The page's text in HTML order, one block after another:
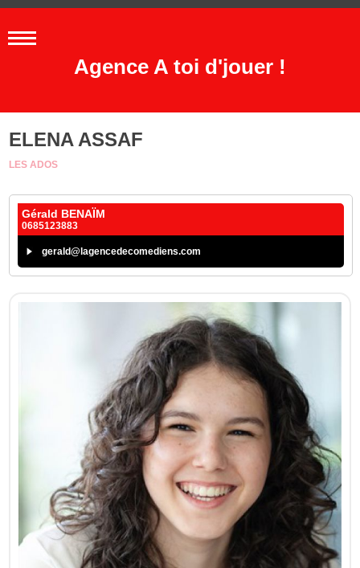
Agence A toi d'jouer !
ELENA ASSAF
LES ADOS
Gérald BENAÏM
0685123883
gerald@lagencedecomediens.com